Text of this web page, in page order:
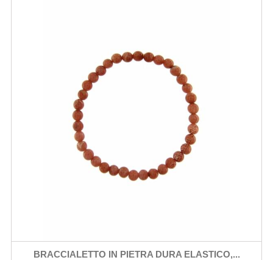
BRACCIALETTO IN PIETRA DURA ELASTICO,...